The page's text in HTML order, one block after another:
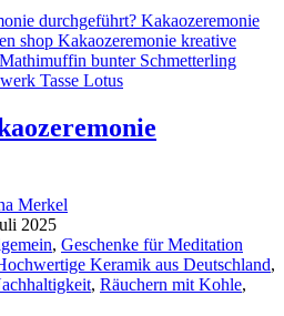
Merkel
2025
, Geschenke für Meditation
Keramik aus Deutschland,
, Räuchern mit Kohle,